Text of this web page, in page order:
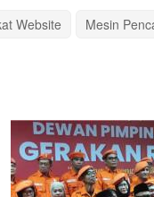
Website Mesin